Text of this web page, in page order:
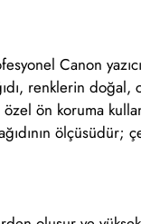
Canon
renklerin doğal,
ön koruma
ölçüsüdür;